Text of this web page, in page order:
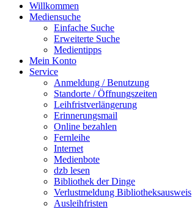
Willkommen
Mediensuche
Einfache Suche
Erweiterte Suche
Medientipps
Mein Konto
Service
Anmeldung / Benutzung
Standorte / Öffnungszeiten
Leihfristverlängerung
Erinnerungsmail
Online bezahlen
Fernleihe
Internet
Medienbote
dzb lesen
Bibliothek der Dinge
Verlustmeldung Bibliotheksausweis
Ausleihfristen